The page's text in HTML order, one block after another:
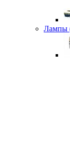
Лампы